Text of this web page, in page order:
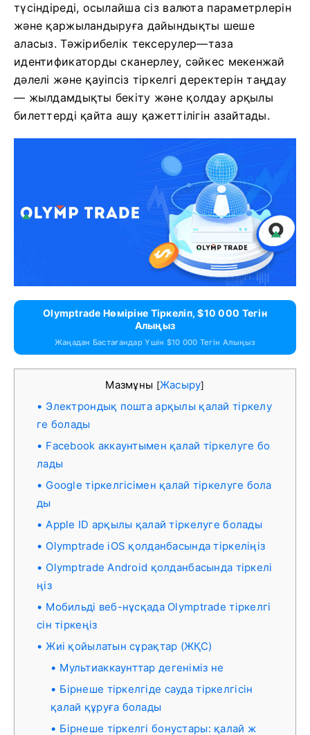
түсіндіреді, осылайша сіз валюта параметрлерін
және қаржыландыруға дайындықты шеше
аласыз. Тәжірибелік тексерулер—таза
идентификаторды сканерлеу, сәйкес мекенжай
дәлелі және қауіпсіз тіркелгі деректерін таңдау
— жылдамдықты бекіту және қолдау арқылы
билеттерді қайта ашу қажеттілігін азайтады.
Olymptrade Нөміріне Тіркеліп, $10 000 Тегін
Алыңыз
Жаңадан Бастағандар Үшін $10 000 Тегін Алыңыз
Мазмұны [Жасыру]
Электрондық пошта арқылы қалай тіркелу
ге болады
Facebook аккаунтымен қалай тіркелуге бо
лады
Google тіркелгісімен қалай тіркелуге бола
ды
Apple ID арқылы қалай тіркелуге болады
Olymptrade iOS қолданбасында тіркеліңіз
Olymptrade Android қолданбасында тіркелі
ңіз
Мобильді веб-нұсқада Olymptrade тіркелгі
сін тіркеңіз
Жиі қойылатын сұрақтар (ЖҚС)
Мультиаккаунттар дегеніміз не
Бірнеше тіркелгіде сауда тіркелгісін
қалай құруға болады
Бірнеше тіркелгі бонустары: қалай ж